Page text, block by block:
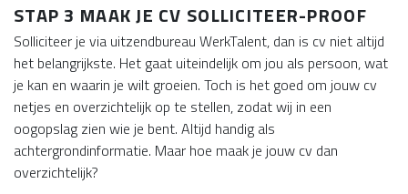
STAP 3 MAAK JE CV SOLLICITEER-PROOF
Solliciteer je via uitzendbureau WerkTalent, dan is cv niet altijd
het belangrijkste. Het gaat uiteindelijk om jou als persoon, wat
je kan en waarin je wilt groeien. Toch is het goed om jouw cv
netjes en overzichtelijk op te stellen, zodat wij in een
oogopslag zien wie je bent. Altijd handig als
achtergrondinformatie. Maar hoe maak je jouw cv dan
overzichtelijk?